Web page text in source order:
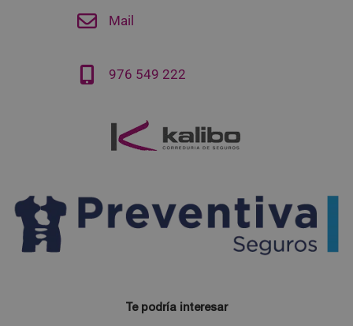
Mail
976 549 222
Te podría interesar